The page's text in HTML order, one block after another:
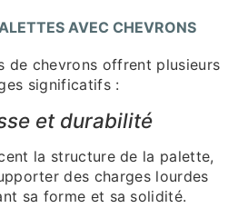
AVEC CHEVRONS
de chevrons offrent plusieurs
significatifs :
et durabilité
la structure de la palette,
des charges lourdes
sa forme et sa solidité.